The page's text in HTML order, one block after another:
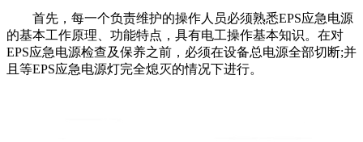
首先，每一个负责维护的操作人员必须熟悉EPS应急电源
的基本工作原理、功能特点，具有电工操作基本知识。在对
EPS应急电源检查及保养之前，必须在设备总电源全部切断;并
且等EPS应急电源灯完全熄灭的情况下进行。